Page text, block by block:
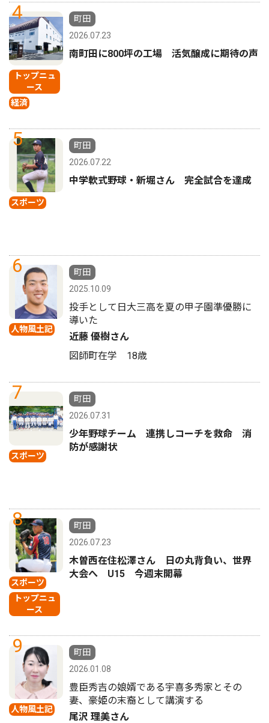
4
トップニュ
ース
経済
町田
2026.07.23
南町田に800坪の工場 活気醸成に期待の声
5
スポーツ
町田
2026.07.22
中学軟式野球・新堀さん 完全試合を達成
6
人物風土記
町田
2025.10.09
投手として日大三高を夏の甲子園準優勝に
導いた
近藤 優樹さん
図師町在学 18歳
7
スポーツ
町田
2026.07.31
少年野球チーム 連携しコーチを救命 消
防が感謝状
8
スポーツ
トップニュ
ース
町田
2026.07.23
木曽西在住松澤さん 日の丸背負い、世界
大会へ U15 今週末開幕
9
人物風土記
町田
2026.01.08
豊臣秀吉の娘婿である宇喜多秀家とその
妻、豪姫の末裔として講演する
尾沢 理美さん